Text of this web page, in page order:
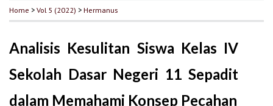
Home >Vol 5 (2022) >Hermanus
Analisis Kesulitan Siswa Kelas IV
Sekolah Dasar Negeri 11 Sepadit
dalam Memahami Konsep Pecahan